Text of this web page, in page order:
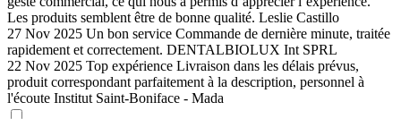
Les produits semblent être de bonne qualité. Leslie Castillo
27 Nov 2025 Un bon service Commande de dernière minute, traitée
rapidement et correctement. DENTALBIOLUX Int SPRL
22 Nov 2025 Top expérience Livraison dans les délais prévus,
produit correspondant parfaitement à la description, personnel à
l'écoute Institut Saint-Boniface - Mada